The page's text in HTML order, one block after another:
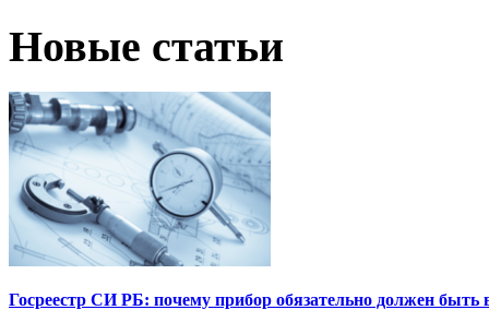
Новые статьи
Госреестр СИ РБ: почему прибор обязательно должен быть